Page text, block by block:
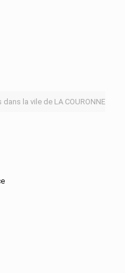
la vile de LA COURONNE